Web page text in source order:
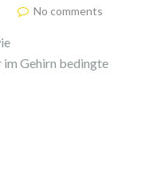
No comments
im Gehirn bedingte